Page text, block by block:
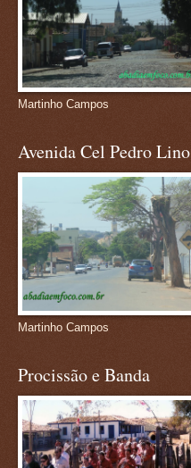
Martinho Campos
Avenida Cel Pedro Lino
Martinho Campos
Procissão e Banda